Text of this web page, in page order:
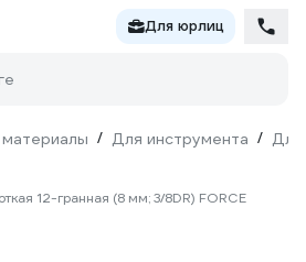
Для юрлиц
/ Для инструмента / Для
12-гранная (8 мм; 3/8DR) FORCE